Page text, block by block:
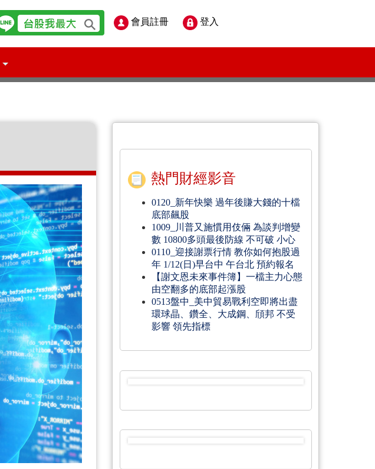
會員註冊 登入
熱門財經影音
0120_新年快樂 過年後賺大錢的十檔
底部飆股
1009_川普又施慣用伎倆 為談判增變
數 10800多頭最後防線 不可破 小心
0110_迎接謝票行情 教你如何抱股過
年 1/12(日)早台中 午台北 預約報名
【謝文恩未來事件簿】一檔主力心態
由空翻多的底部起漲股
0513盤中_美中貿易戰利空即將出盡
環球晶、鑽全、大成鋼、頎邦 不受
影響 領先指標